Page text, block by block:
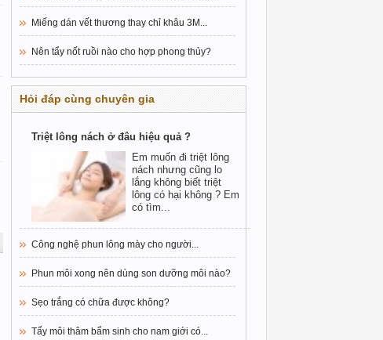
Miếng dán vết thương thay chỉ khâu 3M...
Nên tẩy nốt ruồi nào cho hợp phong thủy?
Hỏi đáp cùng chuyên gia
Triệt lông nách ở đâu hiệu quả ?
Em muốn đi triệt lông
nách nhưng cũng lo
lắng không biết triệt
lông có hại không ? Em
có tìm...
Công nghệ phun lông mày cho người...
Phun môi xong nên dùng son dưỡng môi nào?
Sẹo trắng có chữa được không?
Tẩy môi thâm bẩm sinh cho nam giới có...